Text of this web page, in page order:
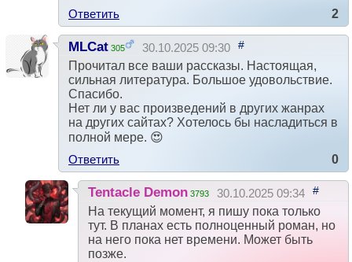
Ответить
2
MLCat 305 30.10.2025 09:30 #
Прочитал все ваши рассказы. Настоящая,
сильная литература. Большое удовольствие.
Спасибо.
Нет ли у вас произведений в других жанрах
на других сайтах? Хотелось бы насладиться в
полной мере. 😍
Ответить
0
Tentacle Demon 3793 30.10.2025 09:34 #
На текущий момент, я пишу пока только
тут. В планах есть полноценный роман, но
на него пока нет времени. Может быть
позже.